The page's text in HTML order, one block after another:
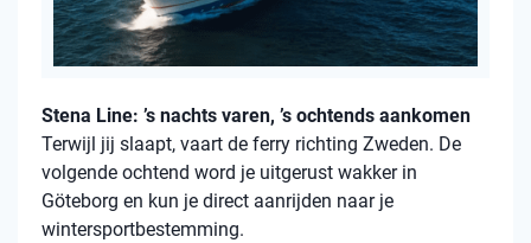
Stena Line: ’s nachts varen, ’s ochtends aankomen
Terwijl jij slaapt, vaart de ferry richting Zweden. De
volgende ochtend word je uitgerust wakker in
Göteborg en kun je direct aanrijden naar je
wintersportbestemming.